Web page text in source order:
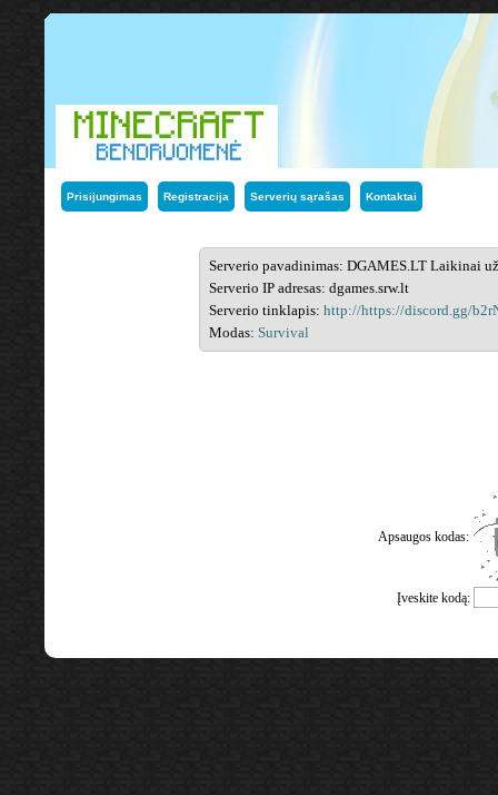
Prisijungimas Registracija Serverių sąrašas Kontaktai
Serverio pavadinimas: DGAMES.LT Laikinai
Serverio IP adresas: dgames.srw.lt
Serverio tinklapis: http://https://discord.gg/
Modas: Survival
Apsaugos kodas:
Įveskite kodą: